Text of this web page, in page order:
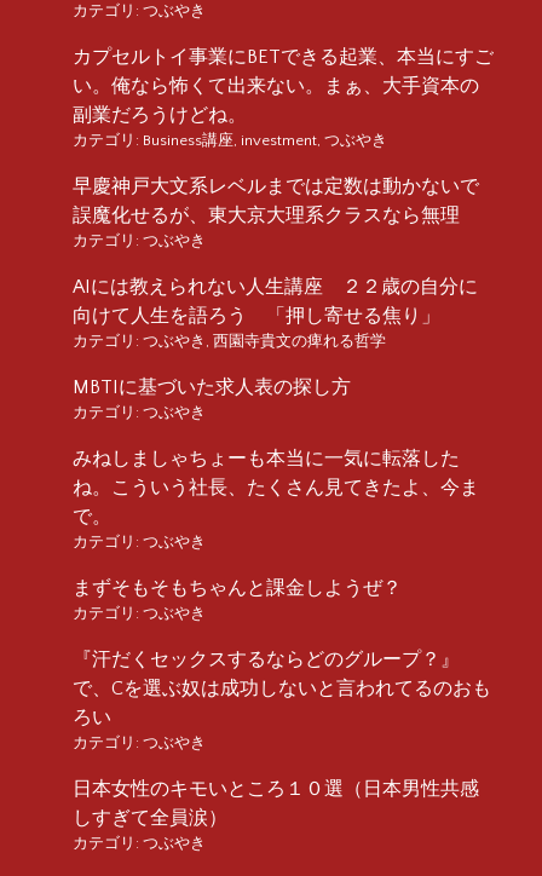
カテゴリ: つぶやき
カプセルトイ事業にBETできる起業、本当にすご
い。俺なら怖くて出来ない。まぁ、大手資本の
副業だろうけどね。
カテゴリ: Business講座, investment, つぶやき
早慶神戸大文系レベルまでは定数は動かないで
誤魔化せるが、東大京大理系クラスなら無理
カテゴリ: つぶやき
AIには教えられない人生講座 ２２歳の自分に
向けて人生を語ろう 「押し寄せる焦り」
カテゴリ: つぶやき , 西園寺貴文の痺れる哲学
MBTIに基づいた求人表の探し方
カテゴリ: つぶやき
みねしましゃちょーも本当に一気に転落した
ね。こういう社長、たくさん見てきたよ、今ま
で。
カテゴリ: つぶやき
まずそもそもちゃんと課金しようぜ？
カテゴリ: つぶやき
『汗だくセックスするならどのグループ？』
で、Cを選ぶ奴は成功しないと言われてるのおも
ろい
カテゴリ: つぶやき
日本女性のキモいところ１０選（日本男性共感
しすぎて全員涙）
カテゴリ: つぶやき